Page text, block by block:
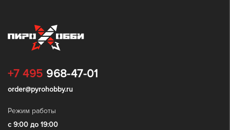
+7 495 968-47-01
order@pyrohobby.ru
Режим работы
с 9:00 до 19:00